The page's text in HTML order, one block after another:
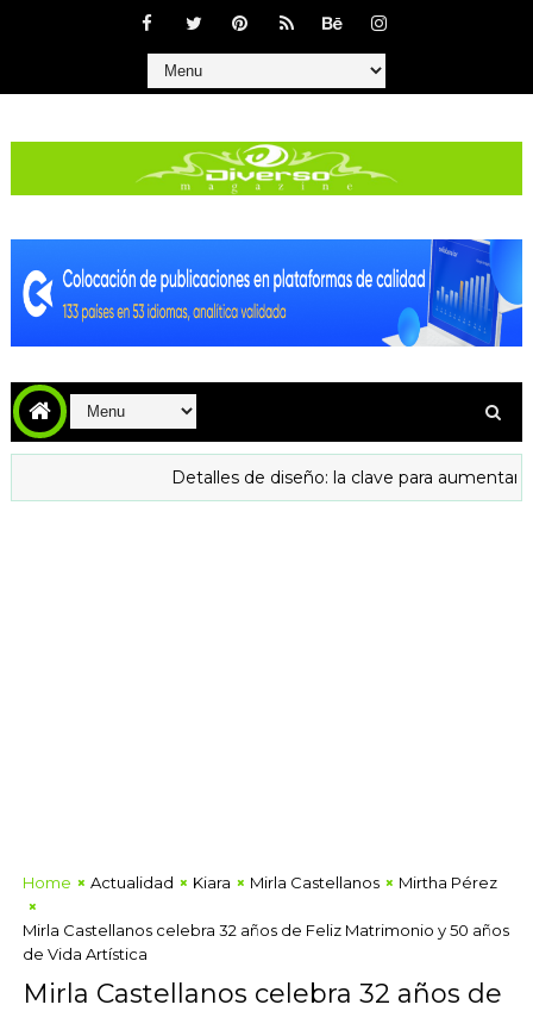
Detalles de diseño: la clave para aumentar la
Home Actualidad Kiara Mirla Castellanos Mirtha Pérez
Mirla Castellanos celebra 32 años de Feliz Matrimonio y 50 años
de Vida Artística
Mirla Castellanos celebra 32 años de